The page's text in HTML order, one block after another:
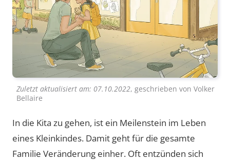
Zuletzt aktualisiert am: 07.10.2022, geschrieben von Volker
Bellaire
In die Kita zu gehen, ist ein Meilenstein im Leben
eines Kleinkindes. Damit geht für die gesamte
Familie Veränderung einher. Oft entzünden sich